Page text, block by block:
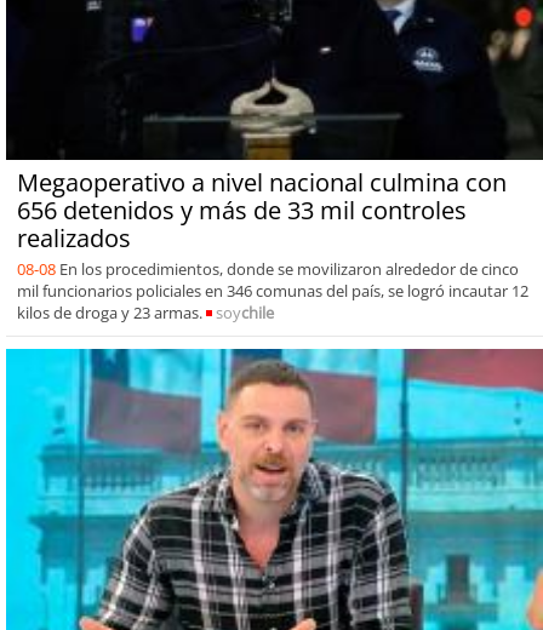
Megaoperativo a nivel nacional culmina con
656 detenidos y más de 33 mil controles
realizados
08-08 En los procedimientos, donde se movilizaron alrededor de cinco
mil funcionarios policiales en 346 comunas del país, se logró incautar 12
kilos de droga y 23 armas.
soychile